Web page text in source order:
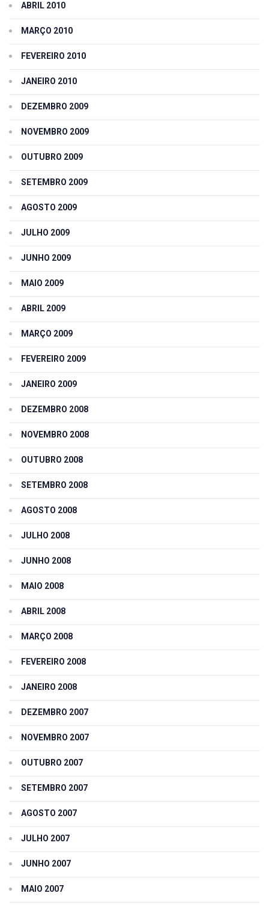
ABRIL 2010
MARÇO 2010
FEVEREIRO 2010
JANEIRO 2010
DEZEMBRO 2009
NOVEMBRO 2009
OUTUBRO 2009
SETEMBRO 2009
AGOSTO 2009
JULHO 2009
JUNHO 2009
MAIO 2009
ABRIL 2009
MARÇO 2009
FEVEREIRO 2009
JANEIRO 2009
DEZEMBRO 2008
NOVEMBRO 2008
OUTUBRO 2008
SETEMBRO 2008
AGOSTO 2008
JULHO 2008
JUNHO 2008
MAIO 2008
ABRIL 2008
MARÇO 2008
FEVEREIRO 2008
JANEIRO 2008
DEZEMBRO 2007
NOVEMBRO 2007
OUTUBRO 2007
SETEMBRO 2007
AGOSTO 2007
JULHO 2007
JUNHO 2007
MAIO 2007